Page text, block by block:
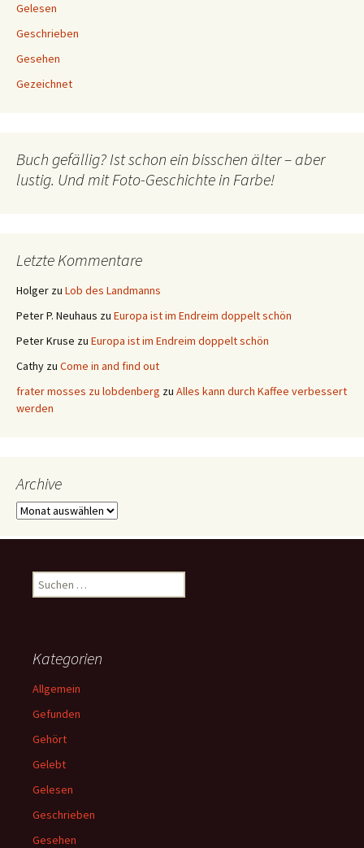
Gelesen
Geschrieben
Gesehen
Gezeichnet
Buch gefällig? Ist schon ein bisschen älter – aber
lustig. Und mit Foto-Geschichte in Farbe!
Letzte Kommentare
Holger zu Lob des Landmanns
Peter P. Neuhaus zu Europa ist im Endreim doppelt schön
Peter Kruse zu Europa ist im Endreim doppelt schön
Cathy zu Come in and find out
frater mosses zu lobdenberg zu Alles kann durch Kaffee verbessert
werden
Archive
Archive
Suchen
nach:
Kategorien
Allgemein
Gefunden
Gehört
Gelebt
Gelesen
Geschrieben
Gesehen